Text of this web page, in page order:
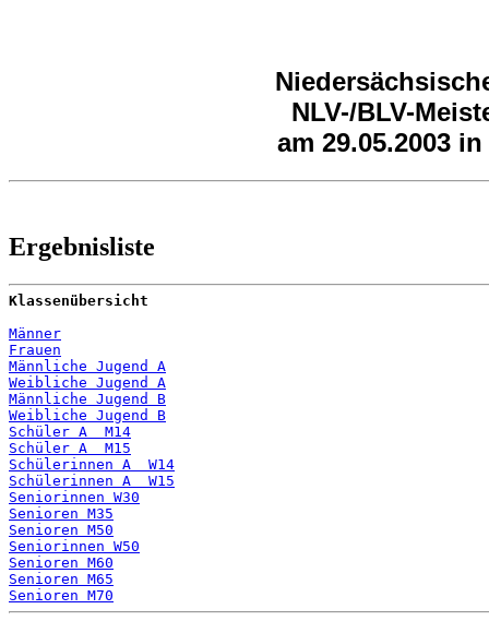
NLV-/BLV-
am 29.05.2003
Ergebnisliste
Klassenübersicht
Männer
Frauen
Männliche Jugend A
Weibliche Jugend A
Männliche Jugend B
Weibliche Jugend B
Schüler A  M14
Schüler A  M15
Schülerinnen A  W14
Schülerinnen A  W15
Seniorinnen W30
Senioren M35
Senioren M50
Seniorinnen W50
Senioren M60
Senioren M65
Senioren M70